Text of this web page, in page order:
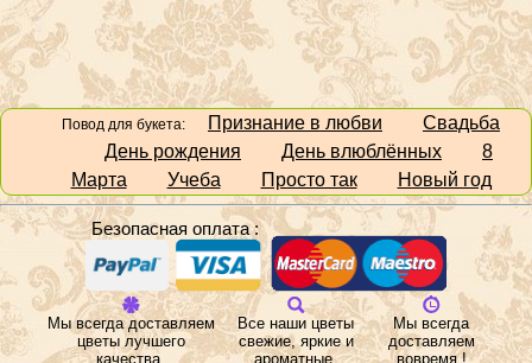
Повод для букета: Признание в любви
Свадьба
День рождения
День влюблённых
8
Марта
Учеба Просто так Новый год
Безопасная оплата :
Мы всегда доставляем
цветы лучшего
качества.
Все наши цветы
свежие, яркие и
ароматные.
Мы всегда
доставляем
вовремя !